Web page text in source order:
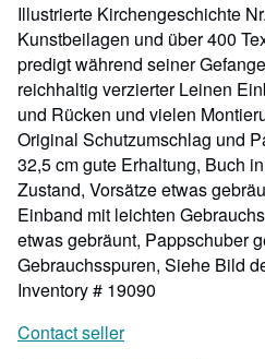
Illustrierte Kirchengeschichte
Kunstbeilagen und über 400
predigt während seiner
reichhaltig verzierter Leinen
und Rücken und vielen
Original Schutzumschlag und
32,5 cm gute Erhaltung, Buch
Zustand, Vorsätze etwas
Einband mit leichten
etwas gebräunt, Pappschuber
Gebrauchsspuren, Siehe Bild
Inventory # 19090
Contact seller